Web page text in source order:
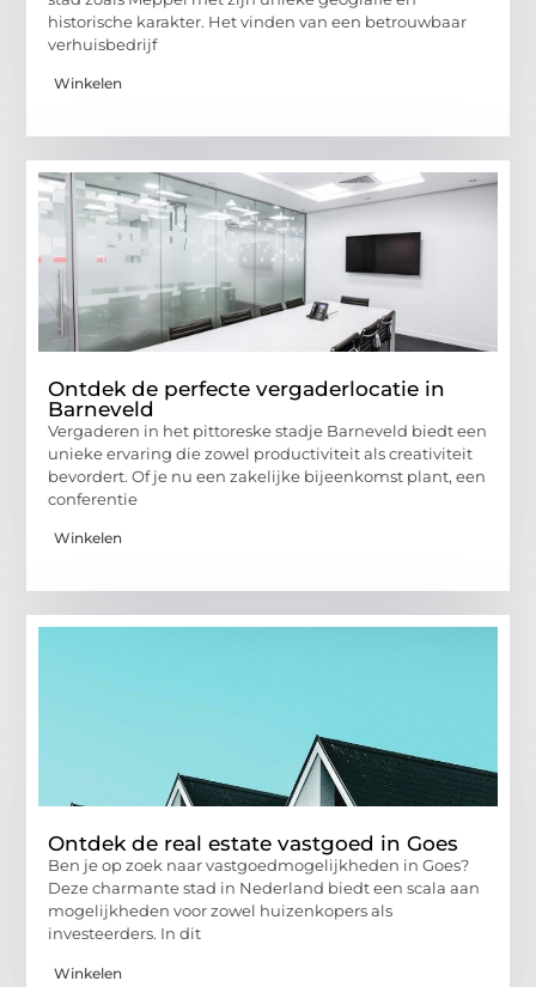
historische karakter. Het vinden van een betrouwbaar
verhuisbedrijf
Winkelen
Ontdek de perfecte vergaderlocatie in
Barneveld
Vergaderen in het pittoreske stadje Barneveld biedt een
unieke ervaring die zowel productiviteit als creativiteit
bevordert. Of je nu een zakelijke bijeenkomst plant, een
conferentie
Winkelen
Ontdek de real estate vastgoed in Goes
Ben je op zoek naar vastgoedmogelijkheden in Goes?
Deze charmante stad in Nederland biedt een scala aan
mogelijkheden voor zowel huizenkopers als
investeerders. In dit
Winkelen